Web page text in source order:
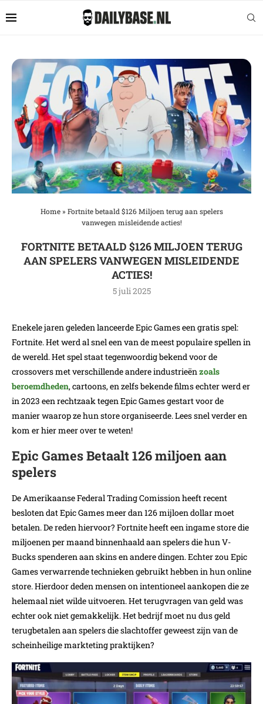
Home» Fortnite betaald $126 Miljoen terug aan spelers
vanwegen misleidende acties!
FORTNITE BETAALD $126 MILJOEN TERUG
AAN SPELERS VANWEGEN MISLEIDENDE
ACTIES!
5 juli 2025
Enekele jaren geleden lanceerde Epic Games een gratis spel:
Fortnite. Het werd al snel een van de meest populaire spellen in
de wereld. Het spel staat tegenwoordig bekend voor de
crossovers met verschillende andere industrieënzoals
beroemdheden, cartoons, en zelfs bekende films echter werd er
in 2023 een rechtzaak tegen Epic Games gestart voor de
manier waarop ze hun store organiseerde. Lees snel verder en
kom er hier meer over te weten!
Epic Games Betaalt 126 miljoen aan
spelers
De Amerikaanse Federal Trading Comission heeft recent
besloten dat Epic Games meer dan 126 mijloen dollar moet
betalen. De reden hiervoor? Fortnite heeft een ingame store die
miljoenen per maand binnenhaald aan spelers die hun V-
Bucks spenderen aan skins en andere dingen. Echter zou Epic
Games verwarrende technieken gebruikt hebben in hun online
store. Hierdoor deden mensen on intentioneel aankopen die ze
helemaal niet wilde uitvoeren. Het terugvragen van geld was
echter ook niet gemakkelijk. Het bedrijf moet nu dus geld
terugbetalen aan spelers die slachtoffer geweest zijn van de
scheinheilige markteting praktijken?